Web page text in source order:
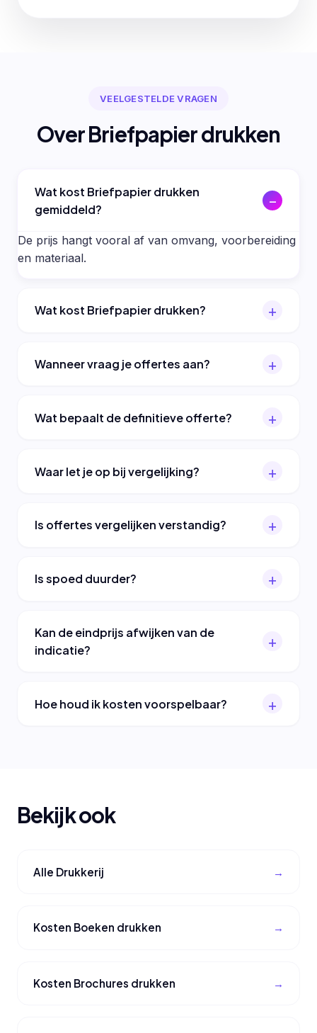
VEELGESTELDE VRAGEN
Over Briefpapier drukken
Wat kost Briefpapier drukken
gemiddeld?
De prijs hangt vooral af van omvang, voorbereiding
en materiaal.
Wat kost Briefpapier drukken?
Wanneer vraag je offertes aan?
Wat bepaalt de definitieve offerte?
Waar let je op bij vergelijking?
Is offertes vergelijken verstandig?
Is spoed duurder?
Kan de eindprijs afwijken van de
indicatie?
Hoe houd ik kosten voorspelbaar?
Bekijk ook
Alle Drukkerij
Kosten Boeken drukken
Kosten Brochures drukken